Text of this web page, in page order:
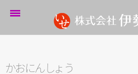
伊勢出版だより
かおにんしょ う